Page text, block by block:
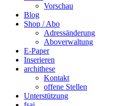
Vorschau
Blog
Shop / Abo
Adressänderung
Aboverwaltung
E-Paper
Inserieren
archithese
Kontakt
offene Stellen
Unterstützung